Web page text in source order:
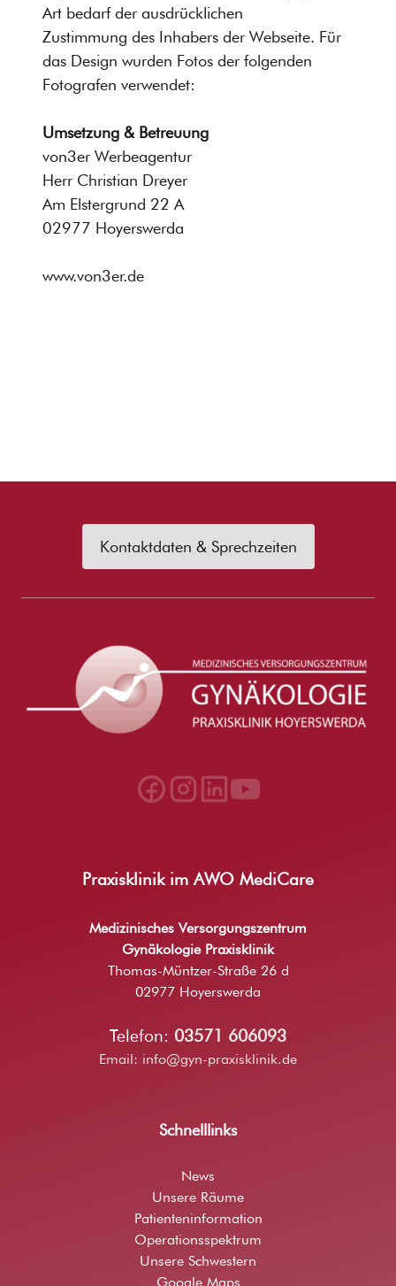
Art bedarf der ausdrücklichen
Zustimmung des Inhabers der Webseite. Für
das Design wurden Fotos der folgenden
Fotografen verwendet:
Umsetzung & Betreuung
von3er Werbeagentur
Herr Christian Dreyer
Am Elstergrund 22 A
02977 Hoyerswerda
www.von3er.de
Kontaktdaten & Sprechzeiten
Praxisklinik im AWO MediCare
Medizinisches Versorgungszentrum
Gynäkologie Praxisklinik
Thomas-Müntzer-Straße 26 d
02977 Hoyerswerda
Telefon: 03571 606093
Email: info@gyn-praxisklinik.de
Schnelllinks
News
Unsere Räume
Patienteninformation
Operationsspektrum
Unsere Schwestern
Google Maps